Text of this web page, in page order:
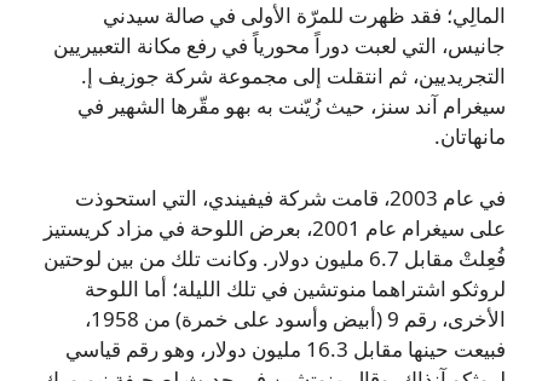
المالِي؛ فقد ظهرت للمرّة الأولى في صالة سيدني
جانيس، التي لعبت دوراً محورياً في رفع مكانة التعبيريين
التجريديين، ثم انتقلت إلى مجموعة شركة جوزيف إ.
سيغرام آند سنز، حيث زُيّنت به بهو مقّرها الشهير في
مانهاتان.
في عام 2003، قامت شركة فيفيندي، التي استحوذت
على سيغرام عام 2001، بعرض اللوحة في مزاد كريستيز
فُعِلتْ مقابل 6.7 مليون دولار. وكانت تلك من بين لوحتين
لروثكو اشتراهما منوتشين في تلك الليلة؛ أما اللوحة
الأخرى، رقم 9 (أبيض وأسود على خمرة) من 1958،
فبيعت حينها مقابل 16.3 مليون دولار، وهو رقم قياسي